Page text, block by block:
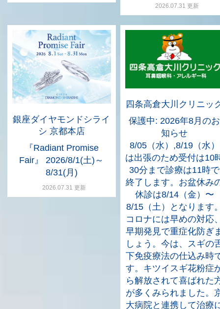
2026.07.31 更新
銀座ダイヤモンドシライ
シ 京都本店
『Radiant Promise
Fair』 2026/8/1(土)～
8/31(月)
2026.07.31 更新
四条高倉大川クリニッ
保護中: 2026年8月のお
知らせ
8/05（水）,8/19（水）
は出張のため受付は10
30分まで診療は11時で
終了します。お盆休み
休診は8/14（金）〜
8/15（土）となります
コロナには早めの対応
早期発見で重症化防ぎ
しょう。今は、スギの
下免疫療法の仕込み時
す。キツイスギ花粉症
ら解放されて喜ばれた
が多くみられました。
大病院と連携して治療